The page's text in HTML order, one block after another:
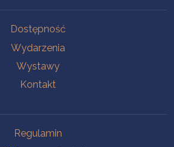
Dostępność
Wydarzenia
Wystawy
Kontakt
Regulamin